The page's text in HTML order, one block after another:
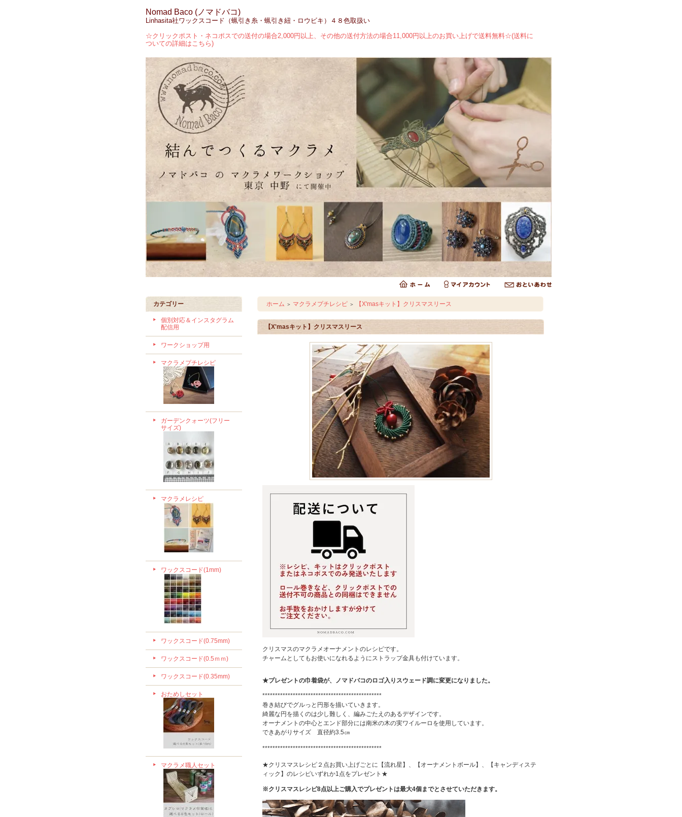
Nomad Baco (ノマドバコ)
Linhasita社ワックスコード（蝋引き糸・蝋引き紐・ロウビキ）４８色取扱い
☆クリックポスト・ネコポスでの送付の場合2,000円以上、その他の送付方法の場合11,000円以上のお買い上げで送料無料☆(送料に
ついての詳細はこちら)
カテゴリー
個別対応＆インスタグラム
配信用
ワークショップ用
マクラメプチレシピ
ガーデンクォーツ(フリー
サイズ)
マクラメレシピ
ワックスコード(1mm)
ワックスコード(0.75mm)
ワックスコード(0.5ｍｍ)
ワックスコード(0.35mm)
おためしセット
マクラメ職人セット
ホーム ＞ マクラメプチレシピ ＞ 【X'masキット】クリスマスリース
【X'masキット】クリスマスリース
クリスマスのマクラメオーナメントのレシピです。
チャームとしてもお使いになれるようにストラップ金具も付けています。
★プレゼントの巾着袋が、ノマドバコのロゴ入りスウェード調に変更になりました。
***********************************************
巻き結びでグルっと円形を描いていきます。
綺麗な円を描くのは少し難しく、編みごたえのあるデザインです。
オーナメントの中心とエンド部分には南米の木の実ワイルーロを使用しています。
できあがりサイズ 直径約3.5㎝
***********************************************
★クリスマスレシピ２点お買い上げごとに【流れ星】、【オーナメントボール】、【キャンディステ
ィック】のレシピいずれか1点をプレゼント★
※クリスマスレシピ8点以上ご購入でプレゼントは最大4個までとさせていただきます。